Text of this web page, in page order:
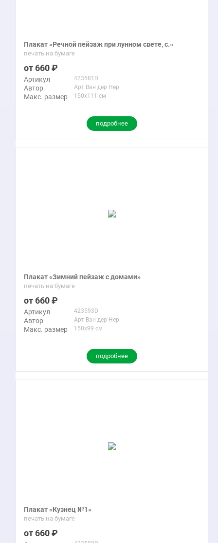
Плакат «Речной пейзаж при лунном свете, c.»
печать на бумаге
660
Артикул 423581D
Автор Арт Ван дер Нер
Макс. размер 150x111 см
подробнее
Плакат «Зимний пейзаж с домами»
печать на бумаге
660
Артикул 423593D
Автор Арт Ван дер Нер
Макс. размер 150x99 см
подробнее
Плакат «Кузнец №1»
печать на бумаге
660